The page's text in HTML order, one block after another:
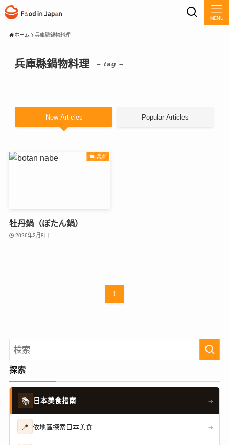
MENU
ホーム 兵庫縣鍋物料理
兵庫縣鍋物料理 – tag –
New Articles Popular Articles
兵庫
牡丹鍋（ぼたん鍋）
2026年2月8日
1
探索
📚 日本美食指南 →
📍 依地區探索日本美食 →